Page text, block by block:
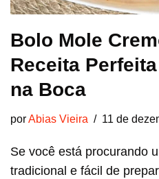
Bolo Mole
Receita
na Boca
porAbias Vieira 11 de
Se você está procurando
tradicional e fácil de